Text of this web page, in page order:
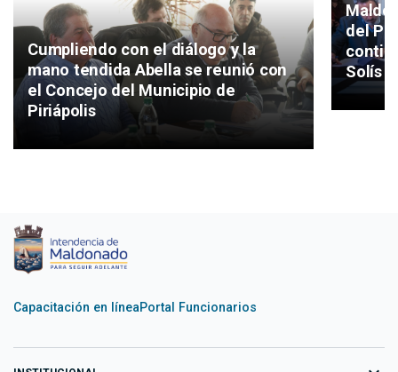
Cumpliendo con el diálogo y la
mano tendida Abella se reunió con
el Concejo del Municipio de
Piriápolis
del
Solís
Capacitación en líneaPortal Funcionarios